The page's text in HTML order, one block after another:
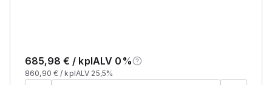
685,98 € / kplALV 0%
860,90 € / kplALV 25,5%